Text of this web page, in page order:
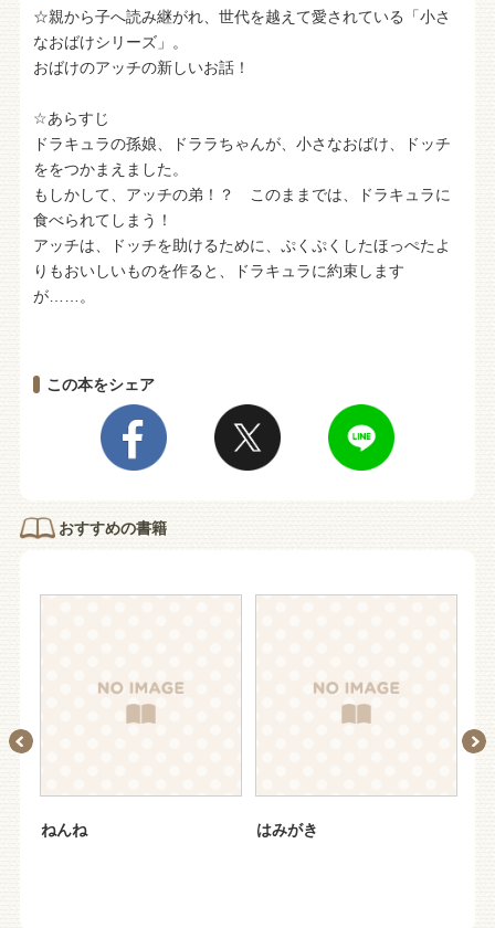
☆親から子へ読み継がれ、世代を越えて愛されている「小さ
なおばけシリーズ」。
おばけのアッチの新しいお話！
☆あらすじ
ドラキュラの孫娘、ドララちゃんが、小さなおばけ、ドッチ
ををつかまえました。
もしかして、アッチの弟！？ このままでは、ドラキュラに
食べられてしまう！
アッチは、ドッチを助けるために、ぷくぷくしたほっぺたよ
りもおいしいものを作ると、ドラキュラに約束します
が……。
この本をシェア
おすすめの書籍
ねんね はみがき